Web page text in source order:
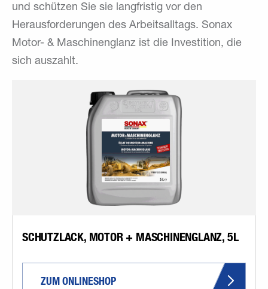
und schützen Sie sie langfristig vor den
Herausforderungen des Arbeitsalltags. Sonax
Motor- & Maschinenglanz ist die Investition, die
sich auszahlt.
SCHUTZLACK, MOTOR + MASCHINENGLANZ, 5L
ZUM ONLINESHOP